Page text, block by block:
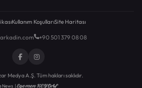
Kullanım KoşullarıSite Haritası
+90 501 379 08 08
Medya A.Ş. Tüm hakları saklıdır.
|Egemen KEYDAL